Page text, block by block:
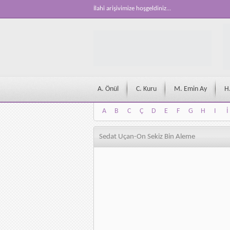
İlahi arişivimize hoşgeldiniz...
A. Önül C. Kuru M. Emin Ay
A B C Ç D E F G H I İ
A
B C Ç D E F G H I İ
Sedat Uçan-On Sekiz Bin Aleme